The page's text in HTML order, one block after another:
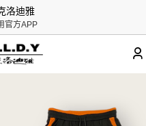
洛迪雅
官方APP